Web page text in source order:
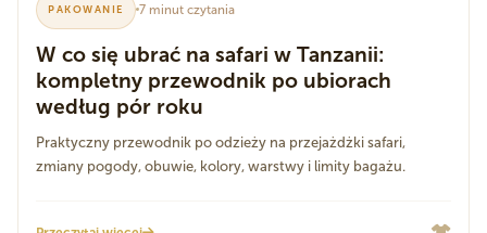
PAKOWANIE 7 minut czytania
W co się ubrać na safari w Tanzanii:
kompletny przewodnik po ubiorach
według pór roku
Praktyczny przewodnik po odzieży na przejażdżki safari,
zmiany pogody, obuwie, kolory, warstwy i limity bagażu.